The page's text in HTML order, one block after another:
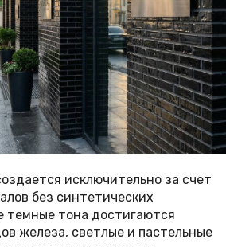
исключительно за счет
без синтетических
темные тона достигаются
железа, светлые и пастельные